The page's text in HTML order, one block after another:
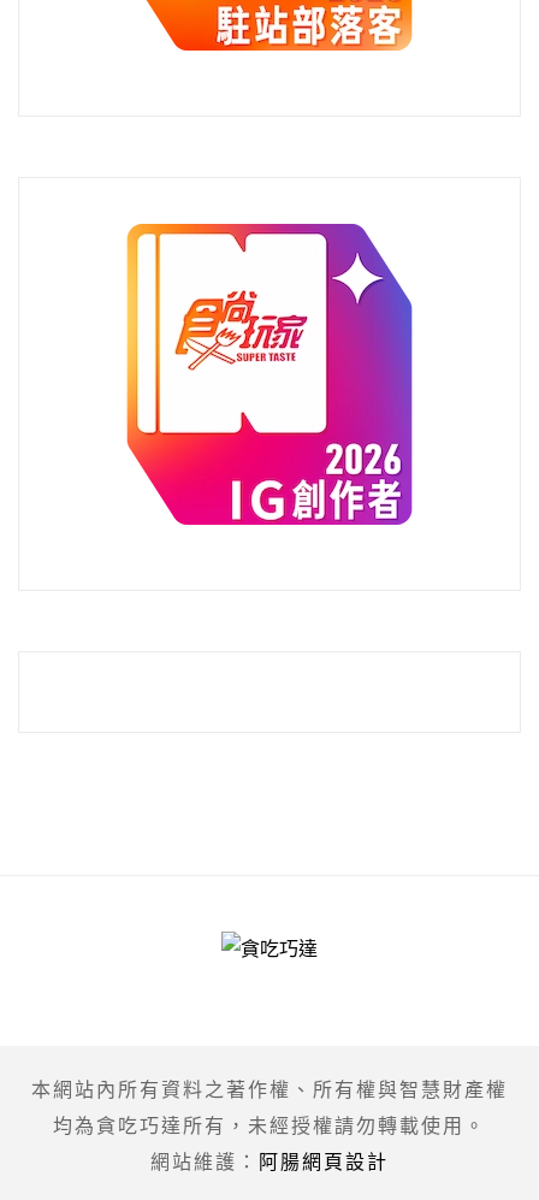
本網站內所有資料之著作權、所有權與智慧財產權
均為貪吃巧達所有，未經授權請勿轉載使用。
網站維護：
阿腸網頁設計